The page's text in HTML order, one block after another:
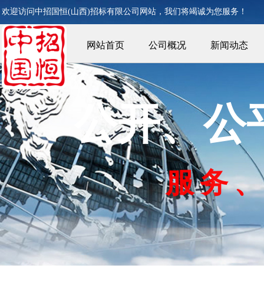
欢迎访问中招国恒(山西)招标有限公司网站，我们将竭诚为您服务！
网站首页 公司概况 新闻动态
公开、公
服务